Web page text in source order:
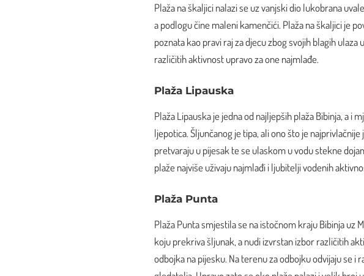
Plaža na škaljici nalazi se uz vanjski dio lukobrana
a podlogu čine maleni kamenčići. Plaža na škaljici je
poznata kao pravi raj za djecu zbog svojih blagih
različitih aktivnost upravo za one najmlađe.
Plaža Lipauska
Plaža Lipauska je jedna od najljepših plaža Bibinja, a i
ljepotica. Šljunčanog je tipa, ali ono što je
pretvaraju u pijesak te se ulaskom u vodu stekne
plaže najviše uživaju najmlađi i ljubitelji vodenih
Plaža Punta
Plaža Punta smjestila se na istočnom kraju Bibinja uz
koju prekriva šljunak, a nudi izvrstan izbor različitih
odbojka na pijesku. Na terenu za odbojku odvijaju se i